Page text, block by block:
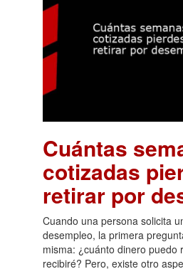
Cuántas
cotizadas
retirar por
Cuando una persona solicita
desempleo, la primera
misma: ¿cuánto dinero puedo
recibiré? Pero, existe otro